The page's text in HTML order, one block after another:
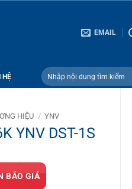
EMAIL
HỆ
Tìm
kiếm:
HIỆU / YNV
YNV DST-1S
BÁO GIÁ